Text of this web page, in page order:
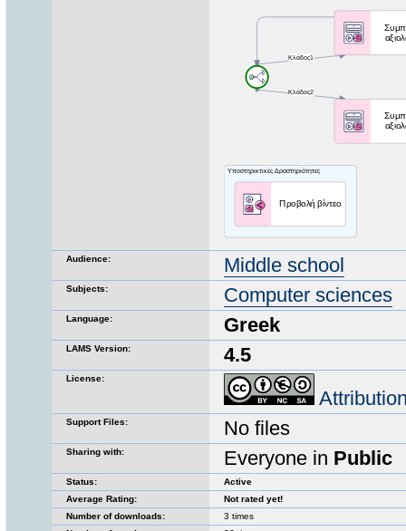
Audience: Middle school
Subjects: Computer sciences
Language: Greek
LAMS Version: 4.5
License:
Support Files: No files
Sharing with: Everyone in Public
Status:
Active
Average Rating:
Not rated yet!
Number of downloads:
3 times